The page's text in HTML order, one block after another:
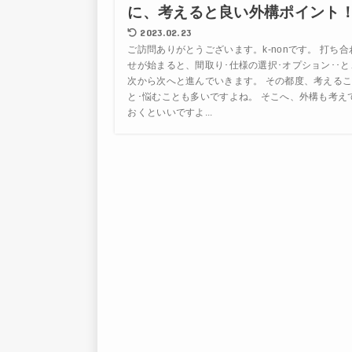
に、考えると良い外構ポイント！
2023.02.23
ご訪問ありがとうございます。k-nonです。 打ち合
せが始まると、間取り･仕様の選択･オプション･･と
次から次へと進んでいきます。 その都度、考えるこ
と･悩むことも多いですよね。 そこへ、外構も考え
おくといいですよ...